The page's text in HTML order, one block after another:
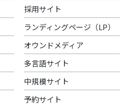
採用サイト
ランディングページ（LP）
オウンドメディア
多言語サイト
中規模サイト
予約サイト